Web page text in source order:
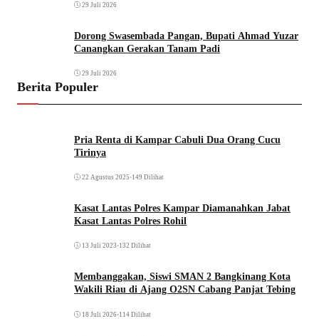
29 Juli 2026
Dorong Swasembada Pangan, Bupati Ahmad Yuzar
Canangkan Gerakan Tanam Padi
29 Juli 2026
Berita Populer
Pria Renta di Kampar Cabuli Dua Orang Cucu
Tirinya
22 Agustus 2025 •149 Dilihat
Kasat Lantas Polres Kampar Diamanahkan Jabat
Kasat Lantas Polres Rohil
13 Juli 2023 •132 Dilihat
Membanggakan, Siswi SMAN 2 Bangkinang Kota
Wakili Riau di Ajang O2SN Cabang Panjat Tebing
18 Juli 2026•114 Dilihat